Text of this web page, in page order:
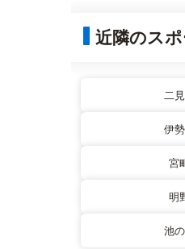
近隣のス
二
伊
宮
明
池